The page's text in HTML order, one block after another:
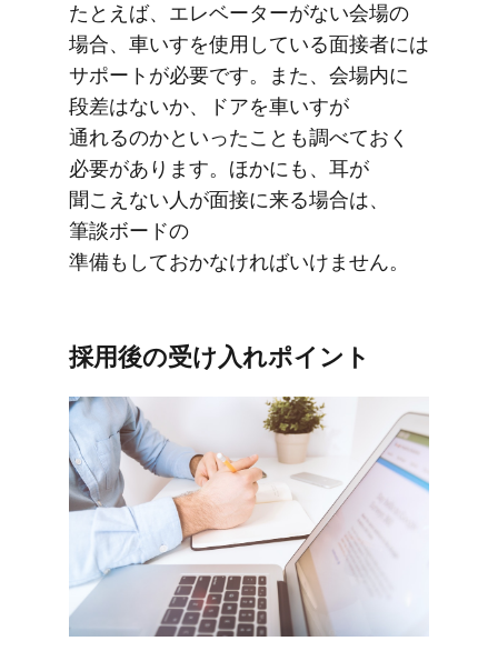
た​とえば、​エレベーターが​ない​会場の​
場合、​車いすを​使用している​面接者には​
サポートが​必要です。​また、​会場内に​
段差は​ないか、​ドアを​車いすが​
通れるのかと​いったことも​調べておく​
必要が​あります。​ほかにも、​耳が​
聞こえない​人が​面接に​来る​場合は、​
筆談ボードの​
準備もしておかなければいけません。
採用後の​受け入れポイント